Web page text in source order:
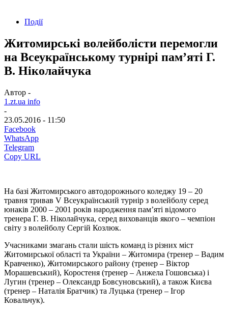
Події
Житомирські волейболісти перемогли
на Всеукраїнському турнірі пам’яті Г.
В. Ніколайчука
Автор -
1.zt.ua info
-
23.05.2016 - 11:50
Facebook
WhatsApp
Telegram
Copy URL
На базі Житомирського автодорожнього коледжу 19 – 20
травня тривав V Всеукраїнський турнір з волейболу серед
юнаків 2000 – 2001 років народження пам’яті відомого
тренера Г. В. Ніколайчука, серед вихованців якого – чемпіон
світу з волейболу Сергій Козлюк.
Учасниками змагань стали шість команд із різних міст
Житомирської області та України – Житомира (тренер – Вадим
Кравченко), Житомирського району (тренер – Віктор
Морашевський), Коростеня (тренер – Анжела Гошовська) і
Лугин (тренер – Олександр Бовсуновський), а також Києва
(тренер – Наталія Братчик) та Луцька (тренер – Ігор
Ковальчук).